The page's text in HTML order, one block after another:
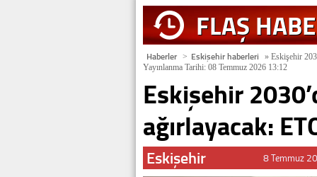
FLAŞ
Haberler > Eskişehir haberleri » Eskişehir
Yayınlanma Tarihi: 08 Temmuz 2026 13:12
Eskişehir
ağırlayacak:
Eskişehir 8 Temmuz